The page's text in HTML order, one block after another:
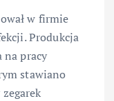
w firmie
Produkcja
na pracy
stawiano